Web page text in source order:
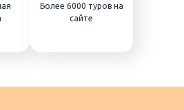
Более 6000 туров на
сайте